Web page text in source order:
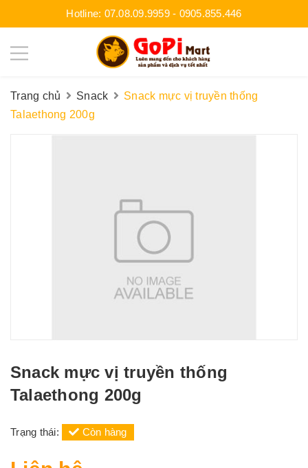
Hotline: 07.08.09.9959- 0905.855.446
Trang chủ Snack
Snack mực vị truyền thống
Talaethong 200g
Snack mực vị truyền thống
Talaethong 200g
Trạng thái: Còn hàng